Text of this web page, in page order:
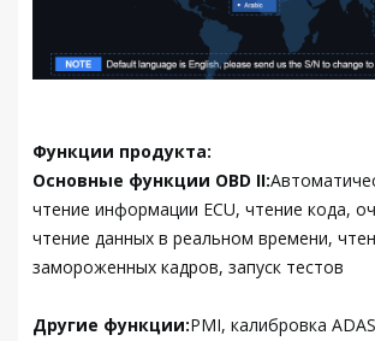
Функции продукта:
Основные функции OBD II:
чтение информации ECU, чтение кода,
чтение данных в реальном времени,
замороженных кадров, запуск тестов
Другие функции:PMI, калибровка